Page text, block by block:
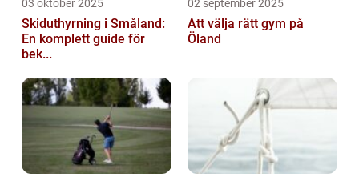
03 oktober 2025
Skiduthyrning i Småland:
En komplett guide för
bek...
02 september 2025
Att välja rätt gym på
Öland